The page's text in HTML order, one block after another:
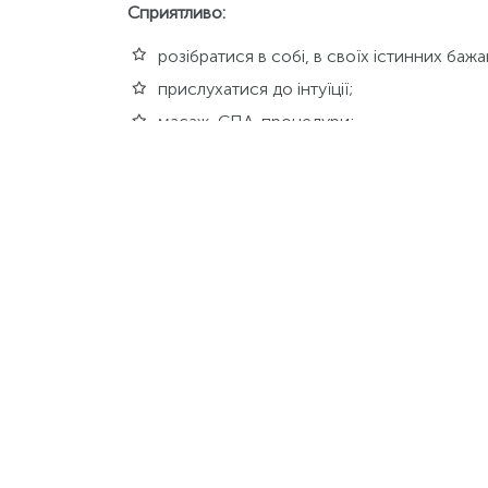
Сприятливо:
розібратися в собі, в своїх істинних
прислухатися до інтуїції;
масаж, СПА-процедури;